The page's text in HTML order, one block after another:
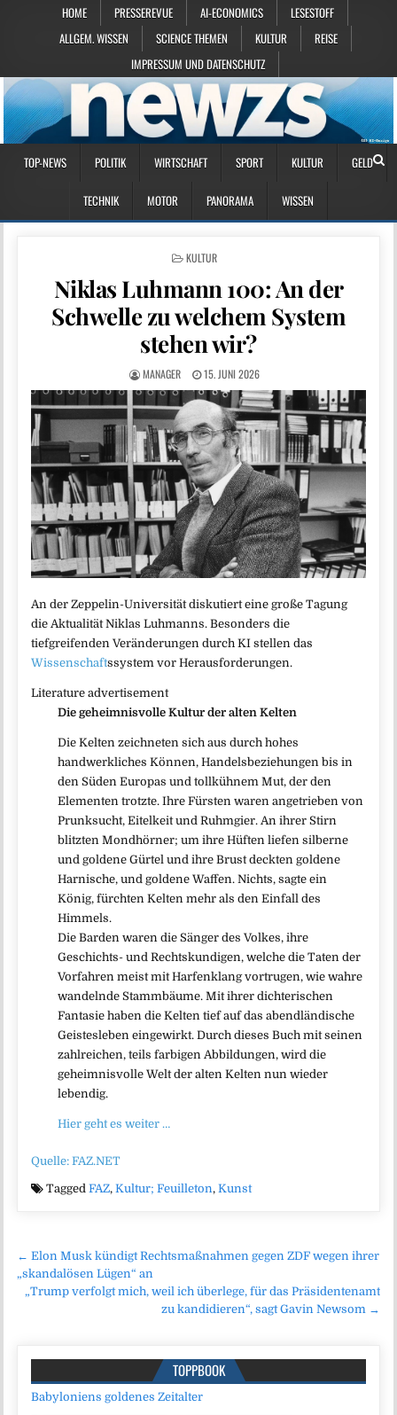
HOME PRESSEREVUE AI-ECONOMICS
LESESTOFF
ALLGEM. WISSEN
SCIENCE THEMEN KULTUR
REISE
IMPRESSUM UND DATENSCHUTZ
TOP-NEWS POLITIK WIRTSCHAFT SPORT KULTUR GELD
TECHNIK MOTOR PANORAMA WISSEN
POSTED IN
KULTUR
Niklas Luhmann 100: An der
Schwelle zu welchem System
stehen wir?
MANAGER 15. JUNI 2026
An der Zeppelin-Universität diskutiert eine große Tagung
die Aktualität Niklas Luhmanns. Besonders die
tiefgreifenden Veränderungen durch KI stellen das
Wissenschaftssystem vor Herausforderungen.
Literature advertisement
Die geheimnisvolle Kultur der alten Kelten
Die Kelten zeichneten sich aus durch hohes
handwerkliches Können, Handelsbeziehungen bis in
den Süden Europas und tollkühnem Mut, der den
Elementen trotzte. Ihre Fürsten waren angetrieben von
Prunksucht, Eitelkeit und Ruhmgier. An ihrer Stirn
blitzten Mondhörner; um ihre Hüften liefen silberne
und goldene Gürtel und ihre Brust deckten goldene
Harnische, und goldene Waffen. Nichts, sagte ein
König, fürchten Kelten mehr als den Einfall des
Himmels.
Die Barden waren die Sänger des Volkes, ihre
Geschichts- und Rechtskundigen, welche die Taten der
Vorfahren meist mit Harfenklang vortrugen, wie wahre
wandelnde Stammbäume. Mit ihrer dichterischen
Fantasie haben die Kelten tief auf das abendländische
Geistesleben eingewirkt. Durch dieses Buch mit seinen
zahlreichen, teils farbigen Abbildungen, wird die
geheimnisvolle Welt der alten Kelten nun wieder
lebendig.
Hier geht es weiter …
Quelle: FAZ.NET
TaggedFAZ,Kultur; Feuilleton,Kunst
Beitragsnavigation
← Elon Musk kündigt Rechtsmaßnahmen gegen ZDF wegen ihrer
„skandalösen Lügen“ an
„Trump verfolgt mich, weil ich überlege, für das Präsidentenamt
zu kandidieren“, sagt Gavin Newsom →
TOPPBOOK
Babyloniens goldenes Zeitalter